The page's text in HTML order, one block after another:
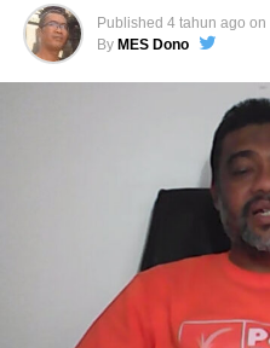
Published 4 tahun ago on
By MES Dono